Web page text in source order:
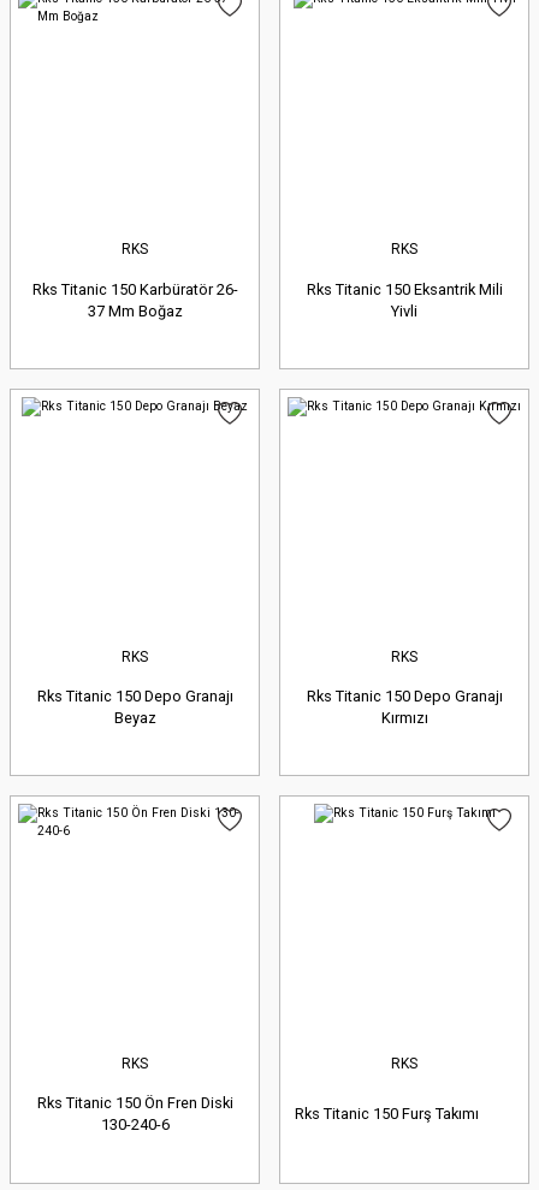
RKS
Rks Titanic 150 Karbüratör 26-
37 Mm Boğaz
RKS
Rks Titanic 150 Eksantrik Mili
Yivli
RKS
Rks Titanic 150 Depo Granajı
Beyaz
RKS
Rks Titanic 150 Depo Granajı
Kırmızı
RKS
Rks Titanic 150 Ön Fren Diski
130-240-6
RKS
Rks Titanic 150 Furş Takımı